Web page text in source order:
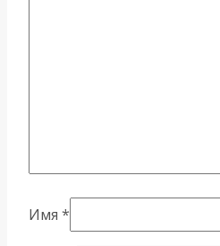
Имя *